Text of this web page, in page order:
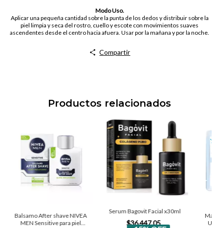
Modo Uso.
Aplicar una pequeña cantidad sobre la punta de los dedos y distribuir sobre la
piel limpia y seca del rostro, cuello y escote con movimientos suaves
ascendentes desde el centro hacia afuera. Usar por la mañana y por la noche.
Compartir
Productos relacionados
Balsamo After shave NIVEA
MEN Sensitive para piel
Serum Bagovit Facial x30ml
$36.447,05